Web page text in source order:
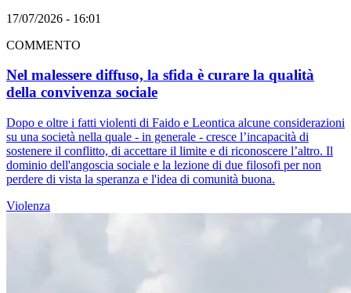
17/07/2026 - 16:01
COMMENTO
Nel malessere diffuso, la sfida è curare la qualità
della convivenza sociale
Dopo e oltre i fatti violenti di Faido e Leontica alcune considerazioni
su una società nella quale - in generale - cresce l’incapacità di
sostenere il conflitto, di accettare il limite e di riconoscere l’altro. Il
dominio dell'angoscia sociale e la lezione di due filosofi per non
perdere di vista la speranza e l'idea di comunità buona.
Violenza